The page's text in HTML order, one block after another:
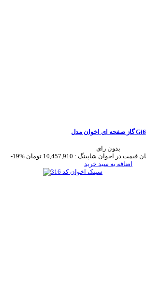
گاز صفحه ای اخوان مدل Gi6
بدون رای
-19%
قیمت در اخوان شاپینگ : 10,457,910 تومان
اضافه به سبد خرید